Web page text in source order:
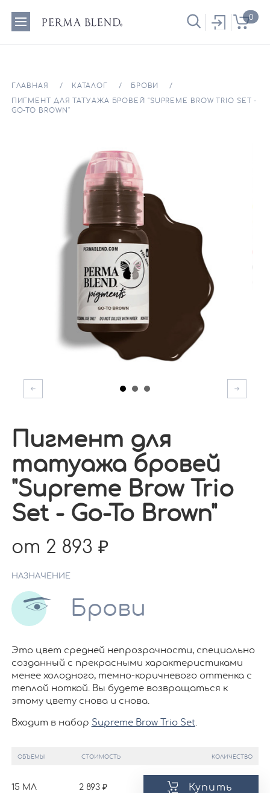
0
ГЛАВНАЯ КАТАЛОГ БРОВИ
ПИГМЕНТ ДЛЯ ТАТУАЖА БРОВЕЙ "SUPREME BROW TRIO SET -
GO-TO BROWN"
Пигмент для
татуажа бровей
"Supreme Brow Trio
Set - Go-To Brown"
от 2 893
НАЗНАЧЕНИЕ
Брови
Это цвет средней непрозрачности, специально
созданный с прекрасными характеристиками
менее холодного, темно-коричневого оттенка с
теплой ноткой. Вы будете возвращаться к
этому цвету снова и снова.
Входит в набор Supreme Brow Trio Set.
ОБЪЕМЫ СТОИМОСТЬ КОЛИЧЕСТВО
15 МЛ 2 893 Купить